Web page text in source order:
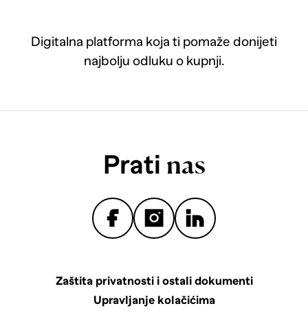
Digitalna platforma koja ti pomaže donijeti
najbolju odluku o kupnji.
Prati nas
Zaštita privatnosti i ostali dokumenti
Upravljanje kolačićima